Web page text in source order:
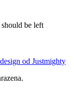
be left
od Justmighty